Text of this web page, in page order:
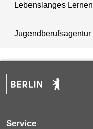
Lebenslanges Lernen
Jugendberufsagentur
Service